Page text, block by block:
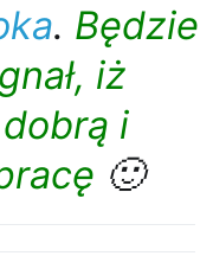
. Będzie
iż
i
🙂